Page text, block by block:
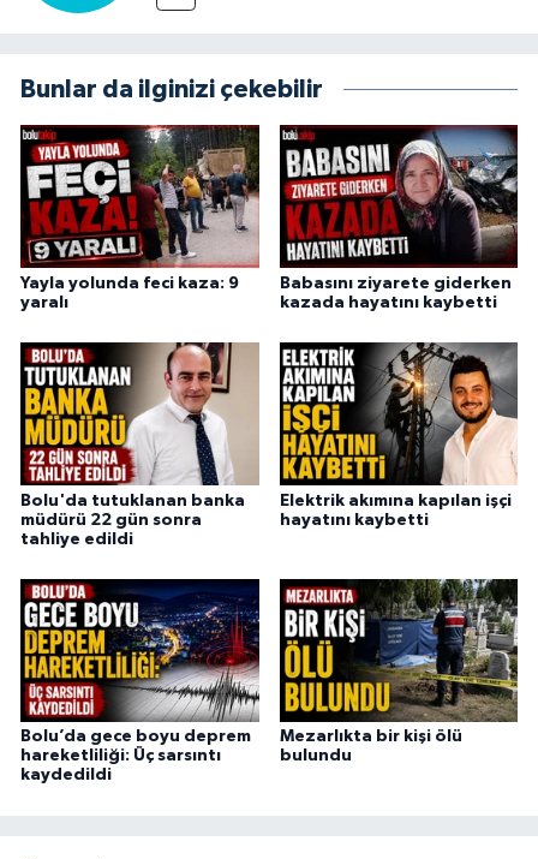
Bunlar da ilginizi çekebilir
Yayla yolunda feci kaza: 9
yaralı
Babasını ziyarete giderken
kazada hayatını kaybetti
Bolu'da tutuklanan banka
müdürü 22 gün sonra
tahliye edildi
Elektrik akımına kapılan işçi
hayatını kaybetti
Bolu’da gece boyu deprem
hareketliliği: Üç sarsıntı
kaydedildi
Mezarlıkta bir kişi ölü
bulundu